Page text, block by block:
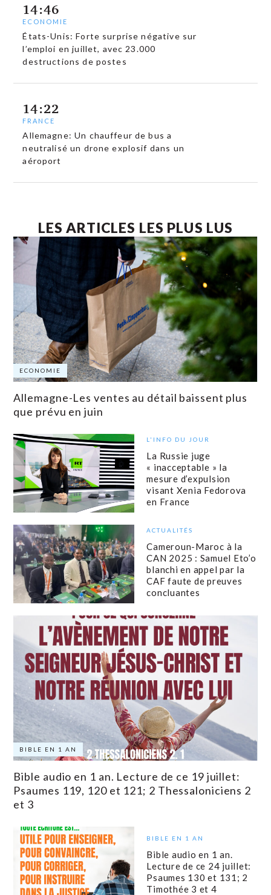
14:46
ECONOMIE
États-Unis: Forte surprise négative sur
l’emploi en juillet, avec 23.000
destructions de postes
14:22
FRANCE
Allemagne: Un chauffeur de bus a
neutralisé un drone explosif dans un
aéroport
LES ARTICLES LES PLUS LUS
ECONOMIE
Allemagne-Les ventes au détail baissent plus
que prévu en juin
L'INFO DU JOUR
La Russie juge
« inacceptable » la
mesure d’expulsion
visant Xenia Fedorova
en France
ACTUALITÉS
Cameroun-Maroc à la
CAN 2025 : Samuel Eto’o
blanchi en appel par la
CAF faute de preuves
concluantes
BIBLE EN 1 AN
Bible audio en 1 an. Lecture de ce 19 juillet:
Psaumes 119, 120 et 121; 2 Thessaloniciens 2
et 3
BIBLE EN 1 AN
Bible audio en 1 an.
Lecture de ce 24 juillet:
Psaumes 130 et 131; 2
Timothée 3 et 4